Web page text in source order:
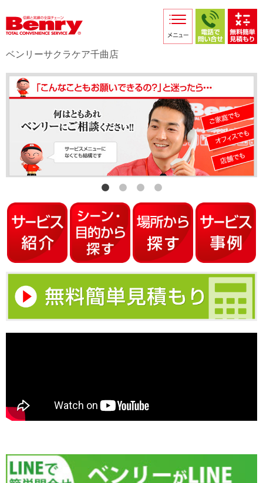
採用情報
店舗からのお知らせ
店舗日記
スタッフ紹介
プライバシーポリシー
本部スマホサイト
ベンリーサクラケア千曲店